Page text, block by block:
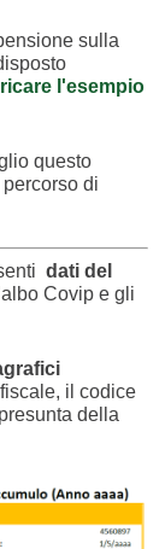
sulla
l'esempio
questo
di
dati del
Covip e gli
il codice
della